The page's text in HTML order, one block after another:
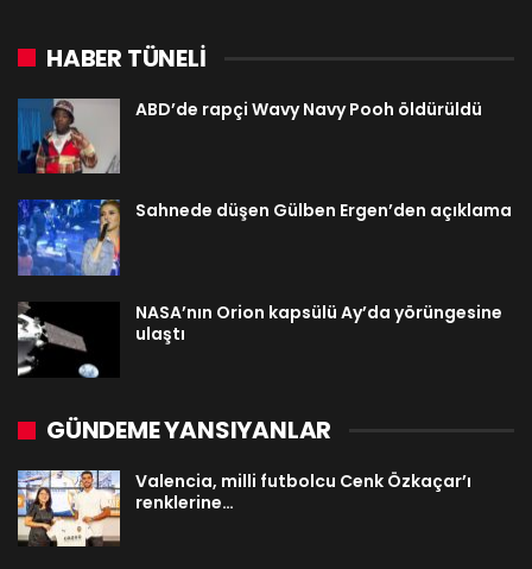
HABER TÜNELİ
ABD’de rapçi Wavy Navy Pooh öldürüldü
Sahnede düşen Gülben Ergen’den açıklama
NASA’nın Orion kapsülü Ay’da yörüngesine
ulaştı
GÜNDEME YANSIYANLAR
Valencia, milli futbolcu Cenk Özkaçar’ı
renklerine…